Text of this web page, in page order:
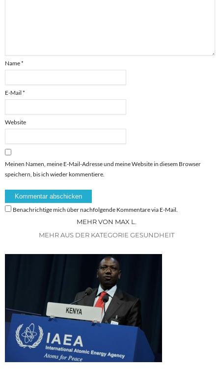
Name*
E-Mail *
Website
Meinen Namen, meine E-Mail-Adresse und meine Website in diesem Browser
speichern, bis ich wieder kommentiere.
Benachrichtige mich über nachfolgende Kommentare via E-Mail.
MEHR VON MAX L.
MEHR AUS DER KATEGORIE GESUNDHEIT